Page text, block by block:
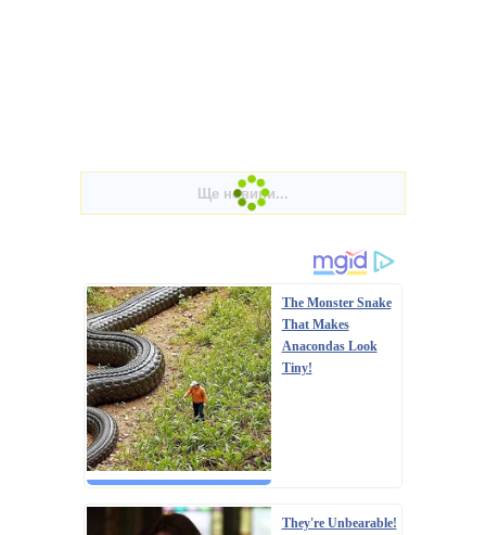
The Monster Snake
That Makes
Anacondas Look
Tiny!
They're Unbearable!